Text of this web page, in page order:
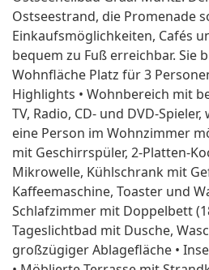
Ostseestrand, die Promenade
Einkaufsmöglichkeiten, Cafés
bequem zu Fuß erreichbar. Sie
Wohnfläche Platz für 3
Highlights • Wohnbereich mit
TV, Radio, CD- und DVD-
eine Person im Wohnzimmer
mit Geschirrspüler, 2-Platten-
Mikrowelle, Kühlschrank mit
Kaffeemaschine, Toaster und
Schlafzimmer mit Doppelbett
Tageslichtbad mit Dusche,
großzügiger Ablagefläche •